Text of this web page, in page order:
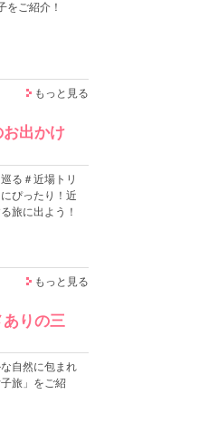
をご紹介！
もっと見る
出かけ
る＃近場トリ
ぴったり！近
旅に出よう！
もっと見る
りの三
自然に包まれ
旅」をご紹